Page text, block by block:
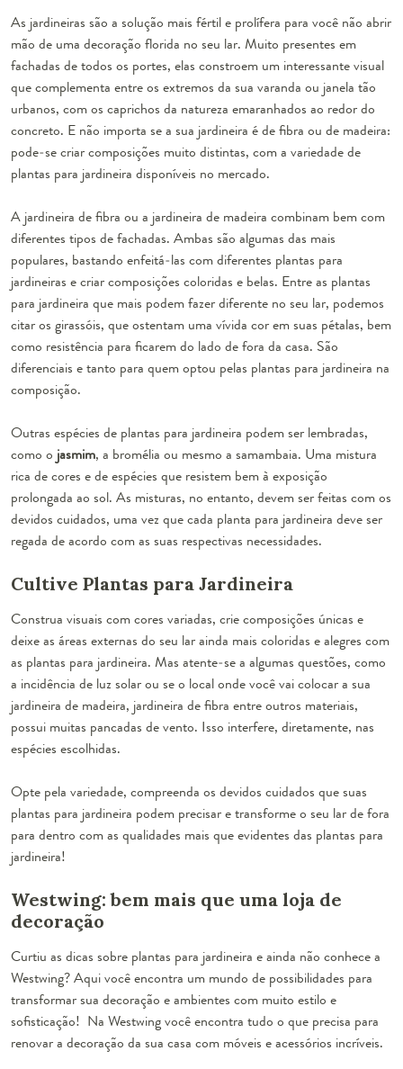
As jardineiras são a solução mais fértil e prolífera para você não abrir
mão de uma decoração florida no seu lar. Muito presentes em
fachadas de todos os portes, elas constroem um interessante visual
que complementa entre os extremos da sua varanda ou janela tão
urbanos, com os caprichos da natureza emaranhados ao redor do
concreto. E não importa se a sua jardineira é de fibra ou de madeira:
pode-se criar composições muito distintas, com a variedade de
plantas para jardineira disponíveis no mercado.
A jardineira de fibra ou a jardineira de madeira combinam bem com
diferentes tipos de fachadas. Ambas são algumas das mais
populares, bastando enfeitá-las com diferentes plantas para
jardineiras e criar composições coloridas e belas. Entre as plantas
para jardineira que mais podem fazer diferente no seu lar, podemos
citar os girassóis, que ostentam uma vívida cor em suas pétalas, bem
como resistência para ficarem do lado de fora da casa. São
diferenciais e tanto para quem optou pelas plantas para jardineira na
composição.
Outras espécies de plantas para jardineira podem ser lembradas,
como o jasmim, a bromélia ou mesmo a samambaia. Uma mistura
rica de cores e de espécies que resistem bem à exposição
prolongada ao sol. As misturas, no entanto, devem ser feitas com os
devidos cuidados, uma vez que cada planta para jardineira deve ser
regada de acordo com as suas respectivas necessidades.
Cultive Plantas para Jardineira
Construa visuais com cores variadas, crie composições únicas e
deixe as áreas externas do seu lar ainda mais coloridas e alegres com
as plantas para jardineira. Mas atente-se a algumas questões, como
a incidência de luz solar ou se o local onde você vai colocar a sua
jardineira de madeira, jardineira de fibra entre outros materiais,
possui muitas pancadas de vento. Isso interfere, diretamente, nas
espécies escolhidas.
Opte pela variedade, compreenda os devidos cuidados que suas
plantas para jardineira podem precisar e transforme o seu lar de fora
para dentro com as qualidades mais que evidentes das plantas para
jardineira!
Westwing: bem mais que uma loja de
decoração
Curtiu as dicas sobre plantas para jardineira e ainda não conhece a
Westwing? Aqui você encontra um mundo de possibilidades para
transformar sua decoração e ambientes com muito estilo e
sofisticação! Na Westwing você encontra tudo o que precisa para
renovar a decoração da sua casa com móveis e acessórios incríveis.